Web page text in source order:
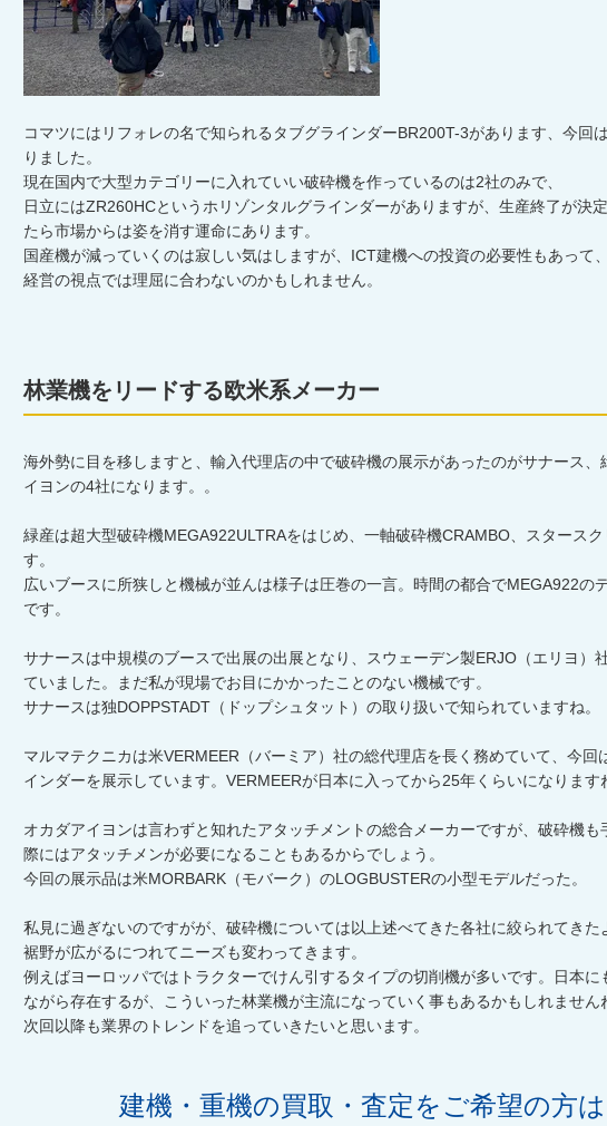
コマツにはリフォレの名で知られるタブグラインダーBR200T-3があります、今回
りました。
現在国内で大型カテゴリーに入れていい破砕機を作っているのは2社のみで、
日立にはZR260HCというホリゾンタルグラインダーがありますが、生産終了が決
たら市場からは姿を消す運命にあります。
国産機が減っていくのは寂しい気はしますが、ICT建機への投資の必要性もあって
経営の視点では理屈に合わないのかもしれません。
林業機をリードする欧米系メーカー
海外勢に目を移しますと、輸入代理店の中で破砕機の展示があったのがサナース
イヨンの4社になります。。
緑産は超大型破砕機MEGA922ULTRAをはじめ、一軸破砕機CRAMBO、スタース
す。
広いブースに所狭しと機械が並んは様子は圧巻の一言。時間の都合でMEGA922の
です。
サナースは中規模のブースで出展の出展となり、スウェーデン製ERJO（エリヨ）
ていました。まだ私が現場でお目にかかったことのない機械です。
サナースは独DOPPSTADT（ドップシュタット）の取り扱いで知られていますね。
マルマテクニカは米VERMEER（バーミア）社の総代理店を長く務めていて、今回
インダーを展示しています。VERMEERが日本に入ってから25年くらいになります
オカダアイヨンは言わずと知れたアタッチメントの総合メーカーですが、破砕機
際にはアタッチメンが必要になることもあるからでしょう。
今回の展示品は米MORBARK（モバーク）のLOGBUSTERの小型モデルだった。
私見に過ぎないのですがが、破砕機については以上述べてきた各社に絞られてき
裾野が広がるにつれてニーズも変わってきます。
例えばヨーロッパではトラクターでけん引するタイプの切削機が多いです。日本
ながら存在するが、こういった林業機が主流になっていく事もあるかもしれません
次回以降も業界のトレンドを追っていきたいと思います。
建機・重機の買取・査定をご希望の方は